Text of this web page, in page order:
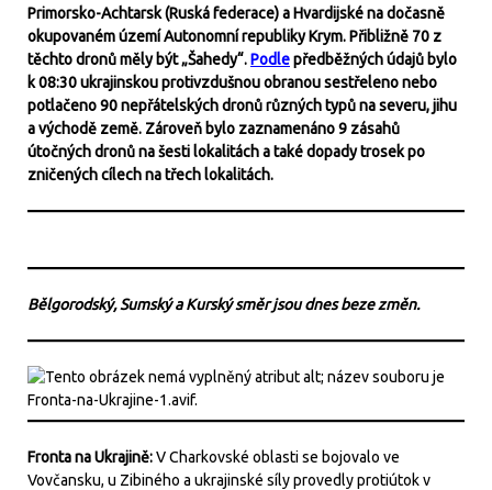
Primorsko-Achtarsk (Ruská federace) a Hvardijské na dočasně
okupovaném území Autonomní republiky Krym. Přibližně 70 z
těchto dronů měly být „Šahedy“.Podlepředběžných údajů bylo
k 08:30 ukrajinskou protivzdušnou obranou sestřeleno nebo
potlačeno 90 nepřátelských dronů různých typů na severu, jihu
a východě země. Zároveň bylo zaznamenáno 9 zásahů
útočných dronů na šesti lokalitách a také dopady trosek po
zničených cílech na třech lokalitách.
Bělgorodský, Sumský a Kurský směr jsou dnes beze změn.
Fronta na Ukrajině:V Charkovské oblasti se bojovalo ve
Vovčansku, u Zibiného a ukrajinské síly provedly protiútok v